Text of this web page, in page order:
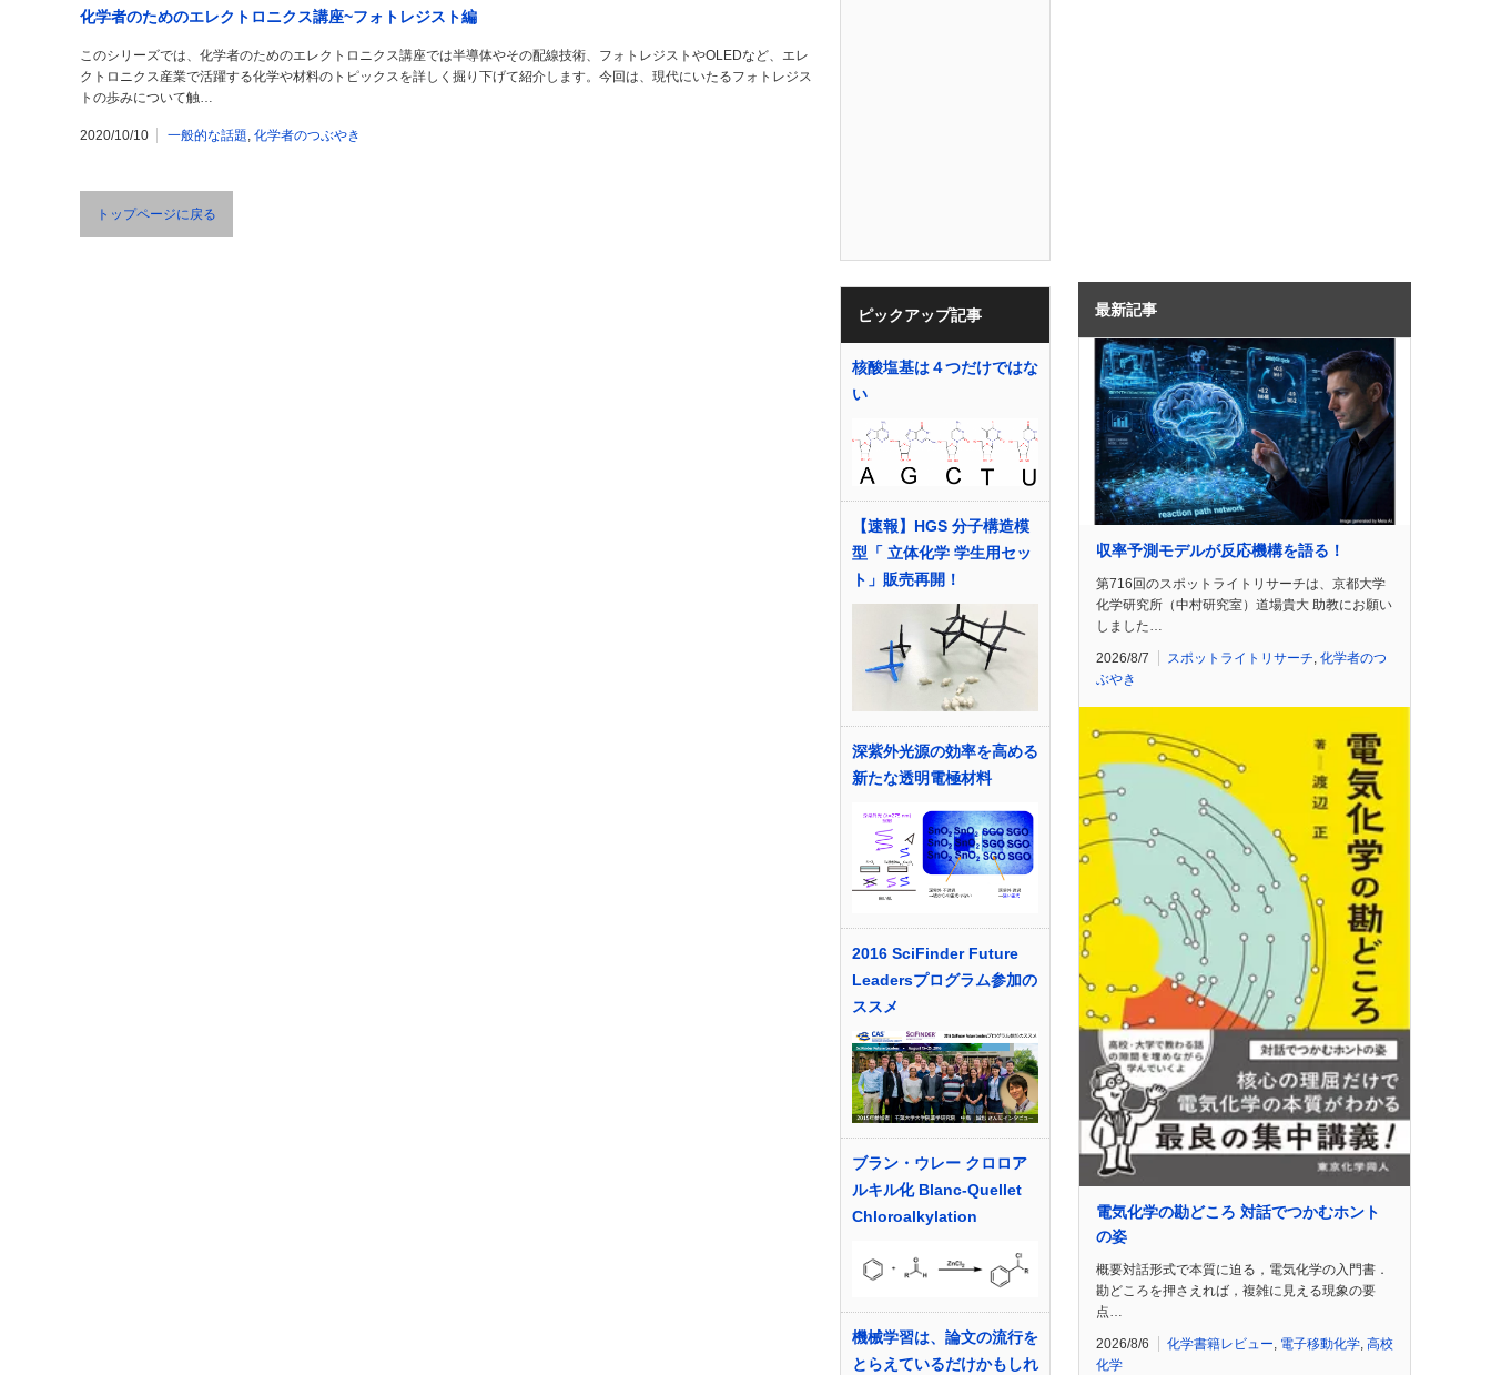
化学者のためのエレクトロニクス講座~フォトレジスト編
このシリーズでは、化学者のためのエレクトロニクス講座では半導体やその配線技術、フォトレジストやOLEDなど、エレ
クトロニクス産業で活躍する化学や材料のトピックスを詳しく掘り下げて紹介します。今回は、現代にいたるフォトレジス
トの歩みについて触…
2020/10/10 一般的な話題, 化学者のつぶやき
トップページに戻る
ピックアップ記事
核酸塩基は４つだけではな
い
【速報】HGS 分子構造模
型「 立体化学 学生用セッ
ト」販売再開！
深紫外光源の効率を高める
新たな透明電極材料
2016 SciFinder Future
Leadersプログラム参加の
ススメ
ブラン・ウレー クロロア
ルキル化 Blanc-Quellet
Chloroalkylation
機械学習は、論文の流行を
とらえているだけかもしれ
最新記事
収率予測モデルが反応機構を語る！
第716回のスポットライトリサーチは、京都大学
化学研究所（中村研究室）道場貴大 助教にお願い
しました…
2026/8/7 スポットライトリサーチ 化学者のつ
ぶやき
電気化学の勘どころ 対話でつかむホント
の姿
概要対話形式で本質に迫る，電気化学の入門書．
勘どころを押さえれば，複雑に見える現象の要
点…
2026/8/6 化学書籍レビュー 電子移動化学 高校
化学